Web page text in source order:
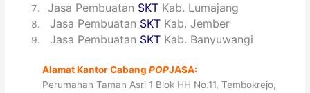
7Jasa Pembuatan SKT Kab. Lumajang
8Jasa Pembuatan SKT Kab. Jember
9Jasa Pembuatan SKT Kab. Banyuwangi
Alamat Kantor CabangPOPJASA:
Perumahan Taman Asri 1 Blok HH No.11, Tembokrejo,